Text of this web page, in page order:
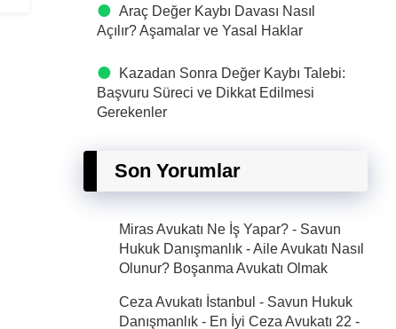
Araç Değer Kaybı Davası Nasıl
Açılır? Aşamalar ve Yasal Haklar
Kazadan Sonra Değer Kaybı Talebi:
Başvuru Süreci ve Dikkat Edilmesi
Gerekenler
Son Yorumlar
Miras Avukatı Ne İş Yapar? - Savun
Hukuk Danışmanlık -Aile Avukatı Nasıl
Olunur? Boşanma Avukatı Olmak
Ceza Avukatı İstanbul - Savun Hukuk
Danışmanlık - En İyi Ceza Avukatı 22 -